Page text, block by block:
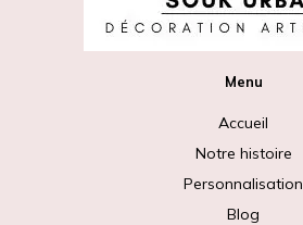
Menu
Accueil
Notre histoire
Personnalisation
Blog